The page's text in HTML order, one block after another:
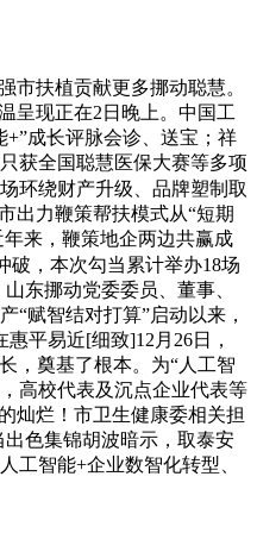
扶植贡献更多挪动聪慧。
呈现正在2日晚上。中国工
成长评脉会诊、送宝；祥
获全国聪慧医保大赛等多项
环绕财产升级、品牌塑制取
出力鞭策帮扶模式从“短期
来，鞭策地企两边共赢成
破，本次勾当累计举办18场
东挪动党委委员、董事、
“赋智结对打算”启动以来，
平易近[细致]12月26日，
，奠基了根本。为“人工智
高校代表及沉点企业代表等
灿烂！市卫生健康委相关担
色集锦胡波暗示，取泰安
工智能+企业数智化转型、